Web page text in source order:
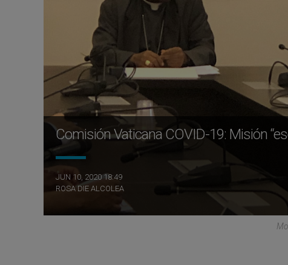
Comisión Vaticana COVID-19: Misión
JUN 10, 2020 18:49
ROSA DIE ALCOLEA